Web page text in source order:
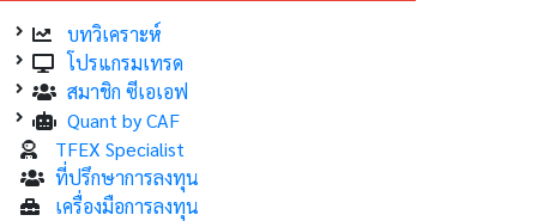
บทวิเคราะห์
โปรแกรมเทรด
สมาชิก ซีเอเอฟ
Quant by CAF
TFEX Specialist
ที่ปรึกษาการลงทุน
เครื่องมือการลงทุน